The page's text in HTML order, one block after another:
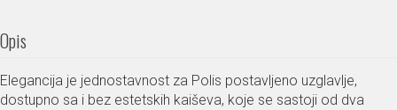
Opis
Elegancija je jednostavnost za Polis postavljeno uzglavlje,
dostupno sa i bez estetskih kaiševa, koje se sastoji od dva